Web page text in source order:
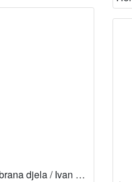
Izabrana djela / Ivan Aralica ; [priredio Velimir Visković ; likovni prilozi Ratko Janjić]